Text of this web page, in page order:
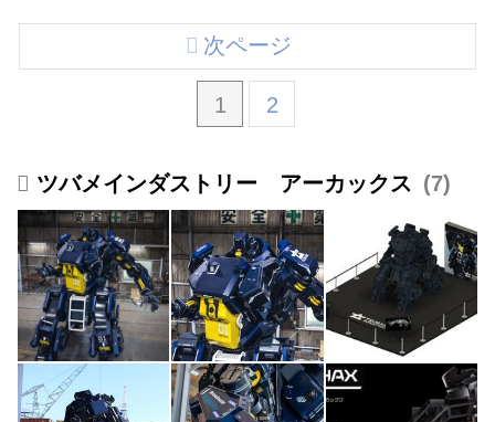
1 2
次ページ
ツバメインダストリー アーカックス 7